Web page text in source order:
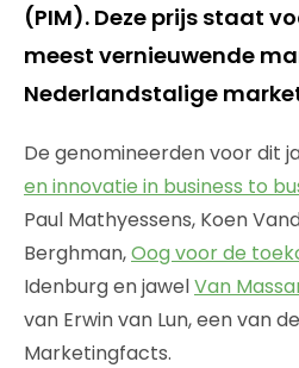
(PIM). Deze prijs staat
meest vernieuwende
Nederlandstalige
De genomineerden voor dit
en innovatie in business to
Paul Mathyessens, Koen
Berghman,Oog voor de
Idenburg en jawelVan
van Erwin van Lun, een van
Marketingfacts.